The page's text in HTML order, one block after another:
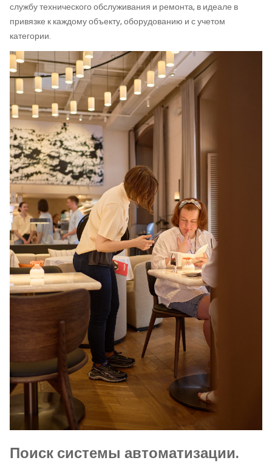
службу технического обслуживания и ремонта, в идеале в
привязке к каждому объекту, оборудованию и с учетом
категории.
Поиск системы автоматизации.